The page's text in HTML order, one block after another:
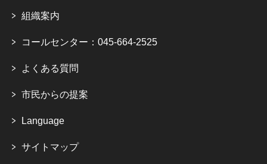
組織案内
コールセンター：045-664-2525
よくある質問
市民からの提案
Language
サイトマップ